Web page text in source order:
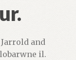
and
il.